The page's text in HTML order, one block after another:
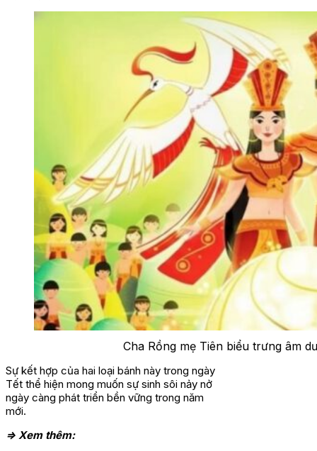
Cha Rồng mẹ Tiên biểu trưng âm
Sự kết hợp của hai loại bánh này trong ngày
Tết thể hiện mong muốn sự sinh sôi nảy nở
ngày càng phát triển bền vững trong năm
mới.
=> Xem thêm: